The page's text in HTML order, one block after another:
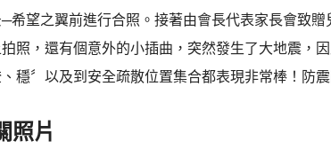
希望之翼前進行合照。接著由會長代表家長會致
照，還有個意外的小插曲，突然發生了大地震，
穩〞以及到安全疏散位置集合都表現非常棒！防
照片